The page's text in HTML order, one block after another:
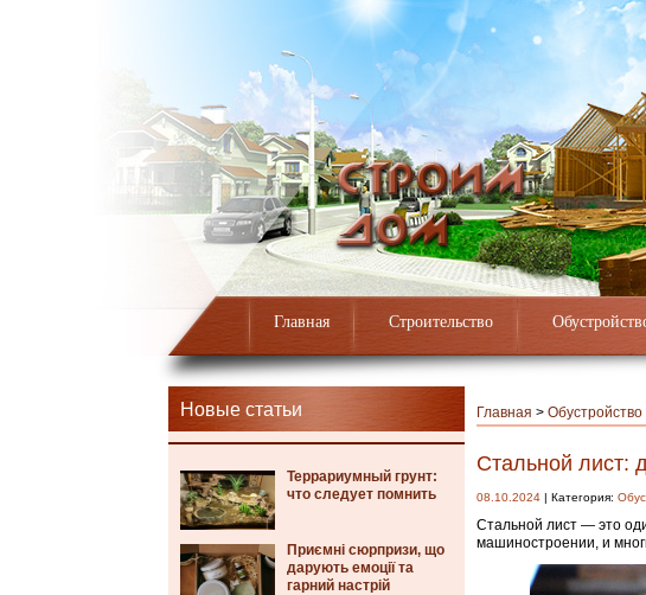
Главная Строительство
Новые статьи
Террариумный грунт:
что следует помнить
Приємні сюрпризи, що
дарують емоції та
гарний настрій
Главная > Обустройство
Стальной лист:
08.10.2024 | Категория:
Стальной лист — это
машиностроении, и